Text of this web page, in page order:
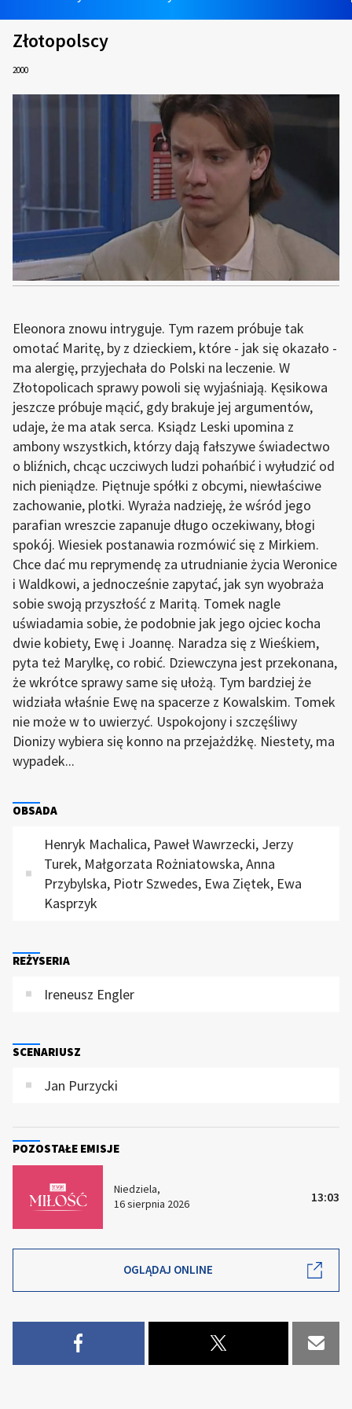
Złotopolscy
2000
Eleonora znowu intryguje. Tym razem próbuje tak
omotać Maritę, by z dzieckiem, które - jak się okazało -
ma alergię, przyjechała do Polski na leczenie. W
Złotopolicach sprawy powoli się wyjaśniają. Kęsikowa
jeszcze próbuje mącić, gdy brakuje jej argumentów,
udaje, że ma atak serca. Ksiądz Leski upomina z
ambony wszystkich, którzy dają fałszywe świadectwo
o bliźnich, chcąc uczciwych ludzi pohańbić i wyłudzić od
nich pieniądze. Piętnuje spółki z obcymi, niewłaściwe
zachowanie, plotki. Wyraża nadzieję, że wśród jego
parafian wreszcie zapanuje długo oczekiwany, błogi
spokój. Wiesiek postanawia rozmówić się z Mirkiem.
Chce dać mu reprymendę za utrudnianie życia Weronice
i Waldkowi, a jednocześnie zapytać, jak syn wyobraża
sobie swoją przyszłość z Maritą. Tomek nagle
uświadamia sobie, że podobnie jak jego ojciec kocha
dwie kobiety, Ewę i Joannę. Naradza się z Wieśkiem,
pyta też Marylkę, co robić. Dziewczyna jest przekonana,
że wkrótce sprawy same się ułożą. Tym bardziej że
widziała właśnie Ewę na spacerze z Kowalskim. Tomek
nie może w to uwierzyć. Uspokojony i szczęśliwy
Dionizy wybiera się konno na przejażdżkę. Niestety, ma
wypadek...
OBSADA
Henryk Machalica, Paweł Wawrzecki, Jerzy
Turek, Małgorzata Rożniatowska, Anna
Przybylska, Piotr Szwedes, Ewa Ziętek, Ewa
Kasprzyk
REŻYSERIA
Ireneusz Engler
SCENARIUSZ
Jan Purzycki
POZOSTAŁE EMISJE
Niedziela,
16 sierpnia 2026
13:03
OGLĄDAJ ONLINE